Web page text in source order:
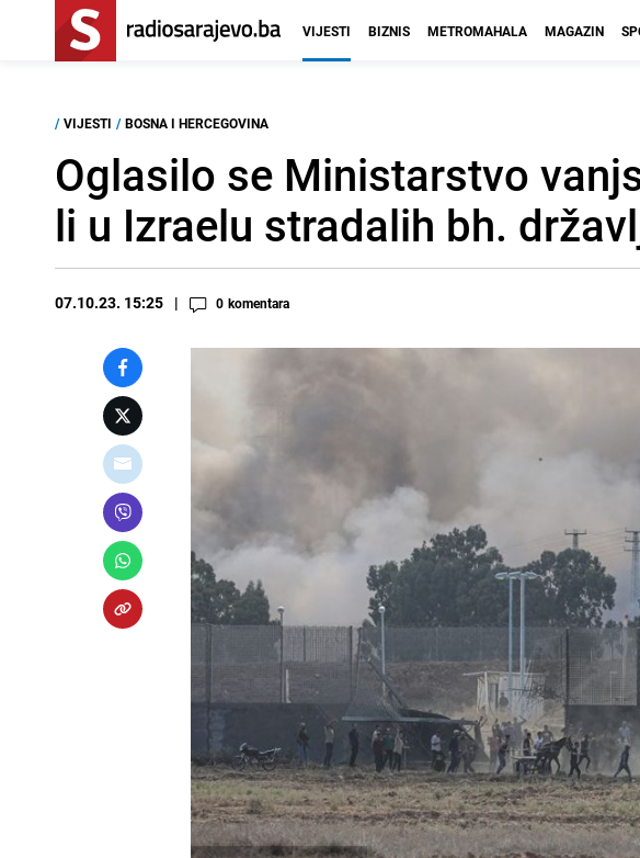
VIJESTI BIZNIS METROMAHALA MAGAZIN
/ VIJESTI / BOSNA I HERCEGOVINA
Oglasilo se Ministarstvo
li u Izraelu stradalih bh.
07.10.23. 15:25 0 komentara